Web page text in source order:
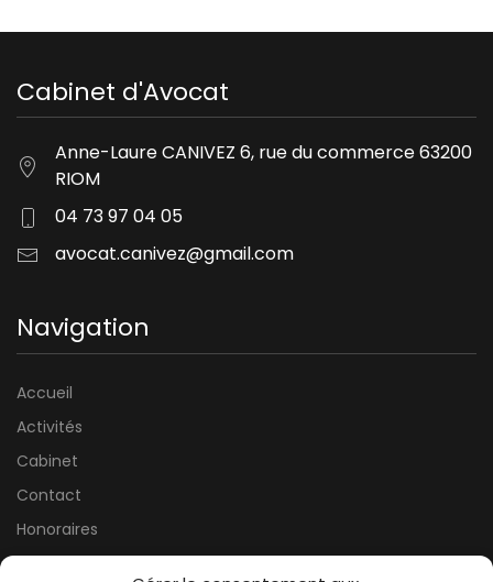
Cabinet d'Avocat
Anne-Laure CANIVEZ 6, rue du commerce 63200
RIOM
04 73 97 04 05
avocat.canivez@gmail.com
Navigation
Accueil
Activités
Cabinet
Contact
Honoraires
Mentions légales